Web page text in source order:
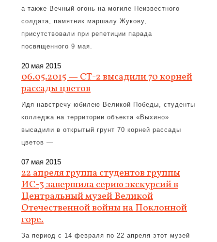
а также Вечный огонь на могиле Неизвестного
солдата, памятник маршалу Жукову,
присутствовали при репетиции парада
посвященного 9 мая.
20 мая 2015
06.05.2015 — СТ-2 высадили 70 корней
рассады цветов
Идя навстречу юбилею Великой Победы, студенты
колледжа на территории объекта «Выхино»
высадили в открытый грунт 70 корней рассады
цветов —
07 мая 2015
22 апреля группа студентов группы
ИС-3 завершила серию экскурсий в
Центральный музей Великой
Отечественной войны на Поклонной
горе.
За период с 14 февраля по 22 апреля этот музей